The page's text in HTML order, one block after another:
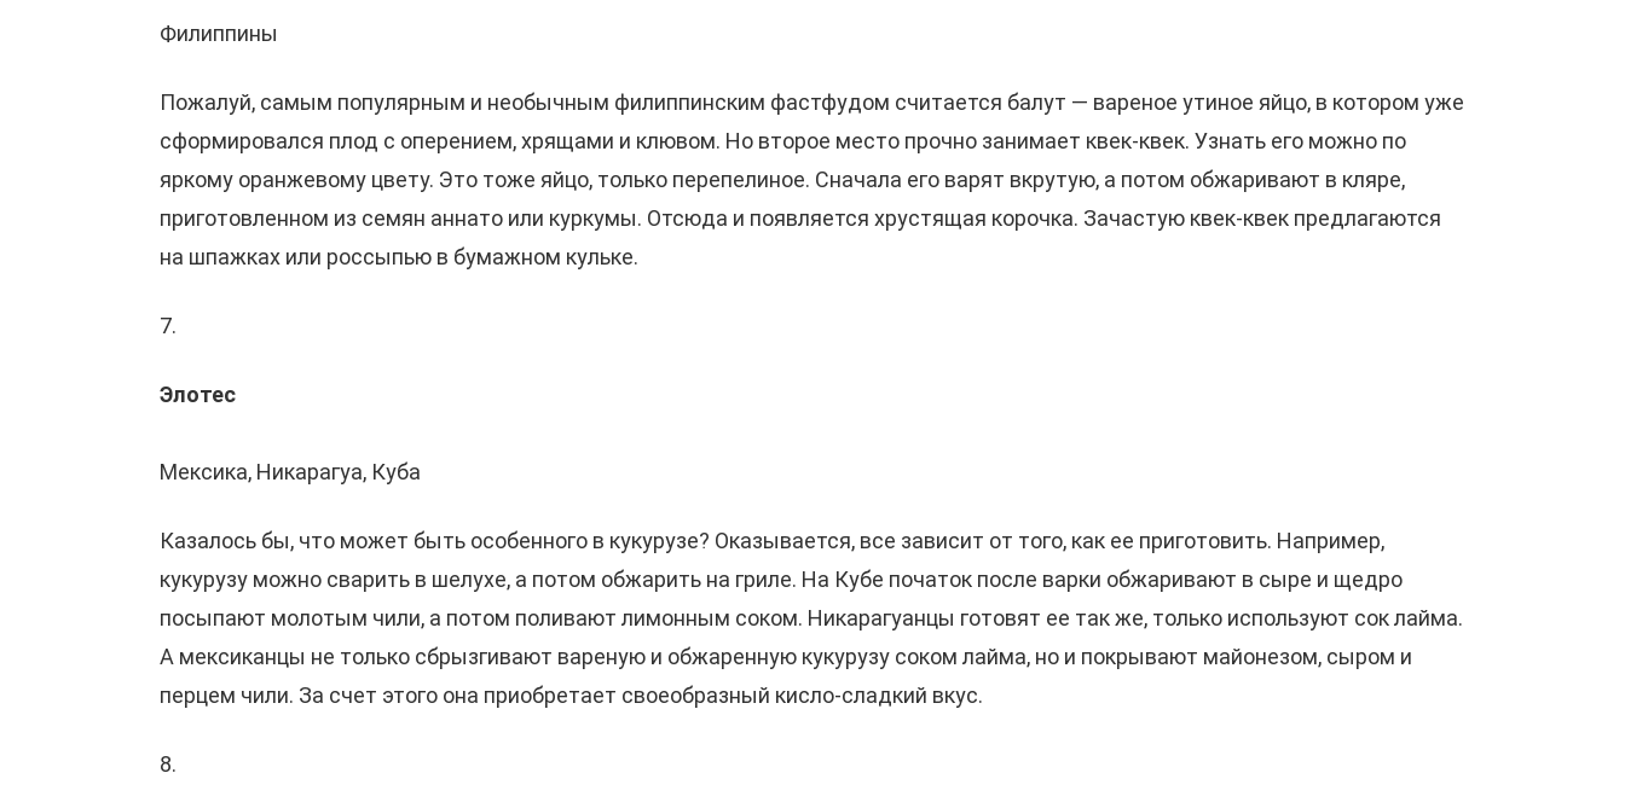
Филиппины
Пожалуй, самым популярным и необычным филиппинским фастфудом считается балут — вареное утиное яйцо, в котором уже
сформировался плод с оперением, хрящами и клювом. Но второе место прочно занимает квек-квек. Узнать его можно по
яркому оранжевому цвету. Это тоже яйцо, только перепелиное. Сначала его варят вкрутую, а потом обжаривают в кляре,
приготовленном из семян аннато или куркумы. Отсюда и появляется хрустящая корочка. Зачастую квек-квек предлагаются
на шпажках или россыпью в бумажном кульке.
7.
Элотес
Мексика, Никарагуа, Куба
Казалось бы, что может быть особенного в кукурузе? Оказывается, все зависит от того, как ее приготовить. Например,
кукурузу можно сварить в шелухе, а потом обжарить на гриле. На Кубе початок после варки обжаривают в сыре и щедро
посыпают молотым чили, а потом поливают лимонным соком. Никарагуанцы готовят ее так же, только используют сок лайма.
А мексиканцы не только сбрызгивают вареную и обжаренную кукурузу соком лайма, но и покрывают майонезом, сыром и
перцем чили. За счет этого она приобретает своеобразный кисло-сладкий вкус.
8.